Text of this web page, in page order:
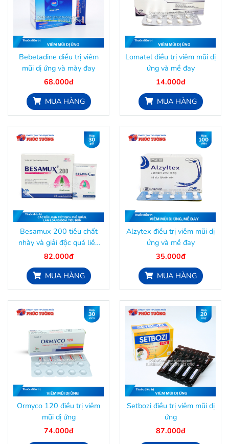
Bebetadine điều trị viêm
mũi dị ứng và mày đay
68.000đ
MUA HÀNG
Lomatel điều trị viêm mũi dị
ứng và mề đay
14.000đ
MUA HÀNG
Besamux 200 tiêu chất
nhày và giải độc quá liều
Paracetamol
82.000đ
MUA HÀNG
Alzytex điều trị viêm mũi dị
ứng và mề đay
35.000đ
MUA HÀNG
Ormyco 120 điều trị viêm
mũi dị ứng
74.000đ
Setbozi điều trị viêm mũi dị
ứng
87.000đ